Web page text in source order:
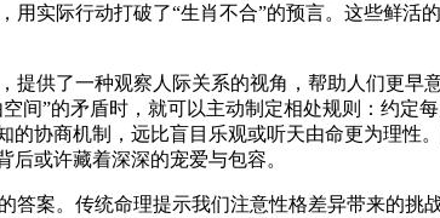
实际行动打破了“生肖不合”的预言。这些鲜活
供了一种观察人际关系的视角，帮助人们更早
间”的矛盾时，就可以主动制定相处规则：约定
协商机制，远比盲目乐观或听天由命更为理性
或许藏着深深的宠爱与包容。
案。传统命理提示我们注意性格差异带来的挑